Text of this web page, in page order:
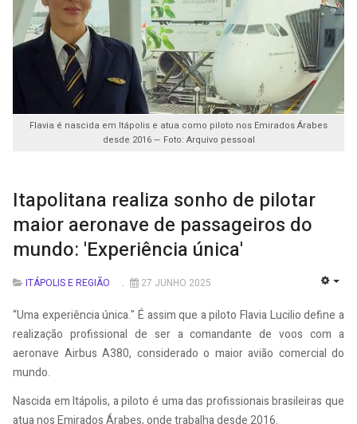
Flavia é nascida em Itápolis e atua como piloto nos Emirados Árabes
desde 2016 — Foto: Arquivo pessoal
Itapolitana realiza sonho de pilotar
maior aeronave de passageiros do
mundo: 'Experiência única'
ITÁPOLIS E REGIÃO 27 JUNHO 2025
“Uma experiência única." É assim que a piloto Flavia Lucilio define a
realização profissional de ser a comandante de voos com a
aeronave Airbus A380, considerado o maior avião comercial do
mundo.
Nascida em Itápolis, a piloto é uma das profissionais brasileiras que
atua nos Emirados Árabes, onde trabalha desde 2016.